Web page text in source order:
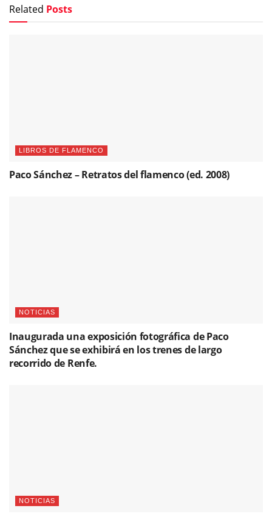
Related Posts
LIBROS DE FLAMENCO
Paco Sánchez – Retratos del flamenco (ed. 2008)
NOTICIAS
Inaugurada una exposición fotográfica de Paco
Sánchez que se exhibirá en los trenes de largo
recorrido de Renfe.
NOTICIAS